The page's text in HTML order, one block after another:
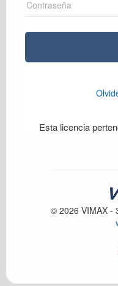
Esta licencia
© 2026 VIMAX -